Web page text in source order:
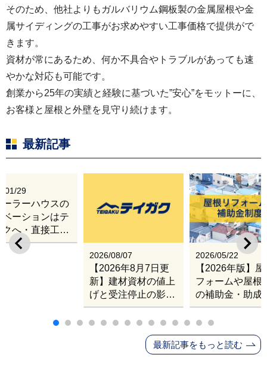
そのため、他社よりもガルバリウム鋼板製の金属屋根や金
属サイディングの工事がお求めやすい工事価格で提供がで
きます。
資材が常にあるため、何か不具合やトラブルがあっても速
やかな対応も可能です。
創業から25年の実績と経験に基づいた”安心”をモットーに、
お客様と屋根と外壁を見守り続けます。
最新記事
2026/08/07
【2026年8月7日更
新】建材資材の値上
げと受注停止の影響
｜塗料・屋根材・シ
ンナー・断熱材・ル
ーフィングの値上げ
と材料入手困難・出
2026/05/22
【2026年版】
フォームや屋根
の補助金・助成
業
01/29
ーラーハウスの
ベーションはテ
クへ・直接工事
張改修サービス
最新記事をもっと読む